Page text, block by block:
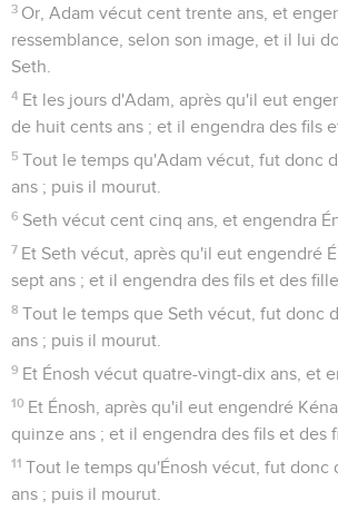
3 Or, Adam vécut cent trente ans, et
ressemblance, selon son image, et il lui
Seth.
4 Et les jours d'Adam, après qu'il eut
de huit cents ans ; et il engendra des fils
5 Tout le temps qu'Adam vécut, fut donc
ans ; puis il mourut.
6 Seth vécut cent cinq ans, et engendra
7 Et Seth vécut, après qu'il eut engendré
sept ans ; et il engendra des fils et des
8 Tout le temps que Seth vécut, fut donc
ans ; puis il mourut.
9 Et Énosh vécut quatre-vingt-dix ans, et
10 Et Énosh, après qu'il eut engendré
quinze ans ; et il engendra des fils et des
11 Tout le temps qu'Énosh vécut, fut donc
ans ; puis il mourut.